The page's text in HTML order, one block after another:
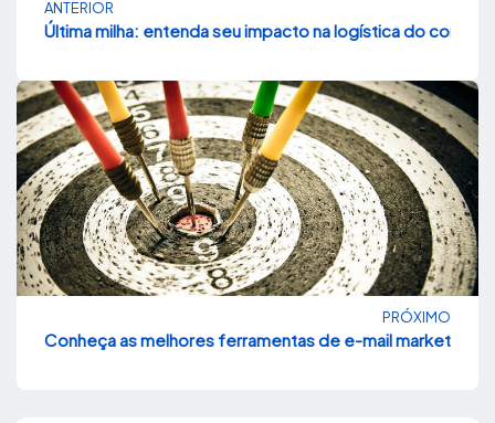
ANTERIOR
Última milha: entenda seu impacto na logística do
PRÓXIMO
Conheça as melhores ferramentas de e-mail marketing